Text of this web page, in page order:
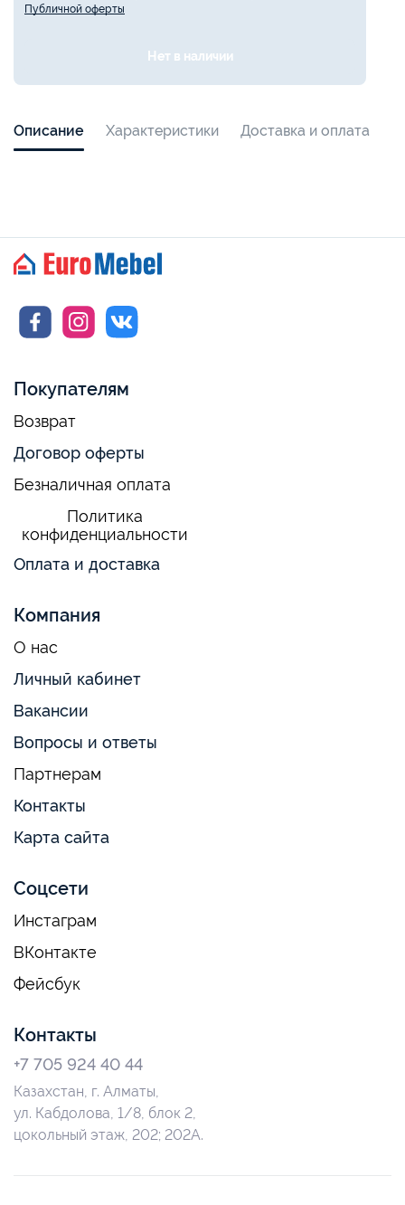
Публичной оферты
Нет в наличии
Описание Характеристики Доставка и оплата
Покупателям
Возврат
Договор оферты
Безналичная оплата
Политика
конфиденциальности
Оплата и доставка
Компания
О нас
Личный кабинет
Вакансии
Вопросы и ответы
Партнерам
Контакты
Карта сайта
Соцсети
Инстаграм
ВКонтакте
Фейсбук
Контакты
+7 705 924 40 44
Казахстан, г. Алматы,
ул. Кабдолова, 1/8, блок 2,
цокольный этаж, 202; 202А.